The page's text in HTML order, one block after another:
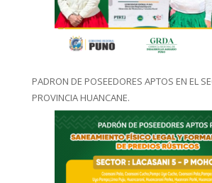
PADRON DE POSEEDORES APTOS EN EL
PROVINCIA HUANCANE.